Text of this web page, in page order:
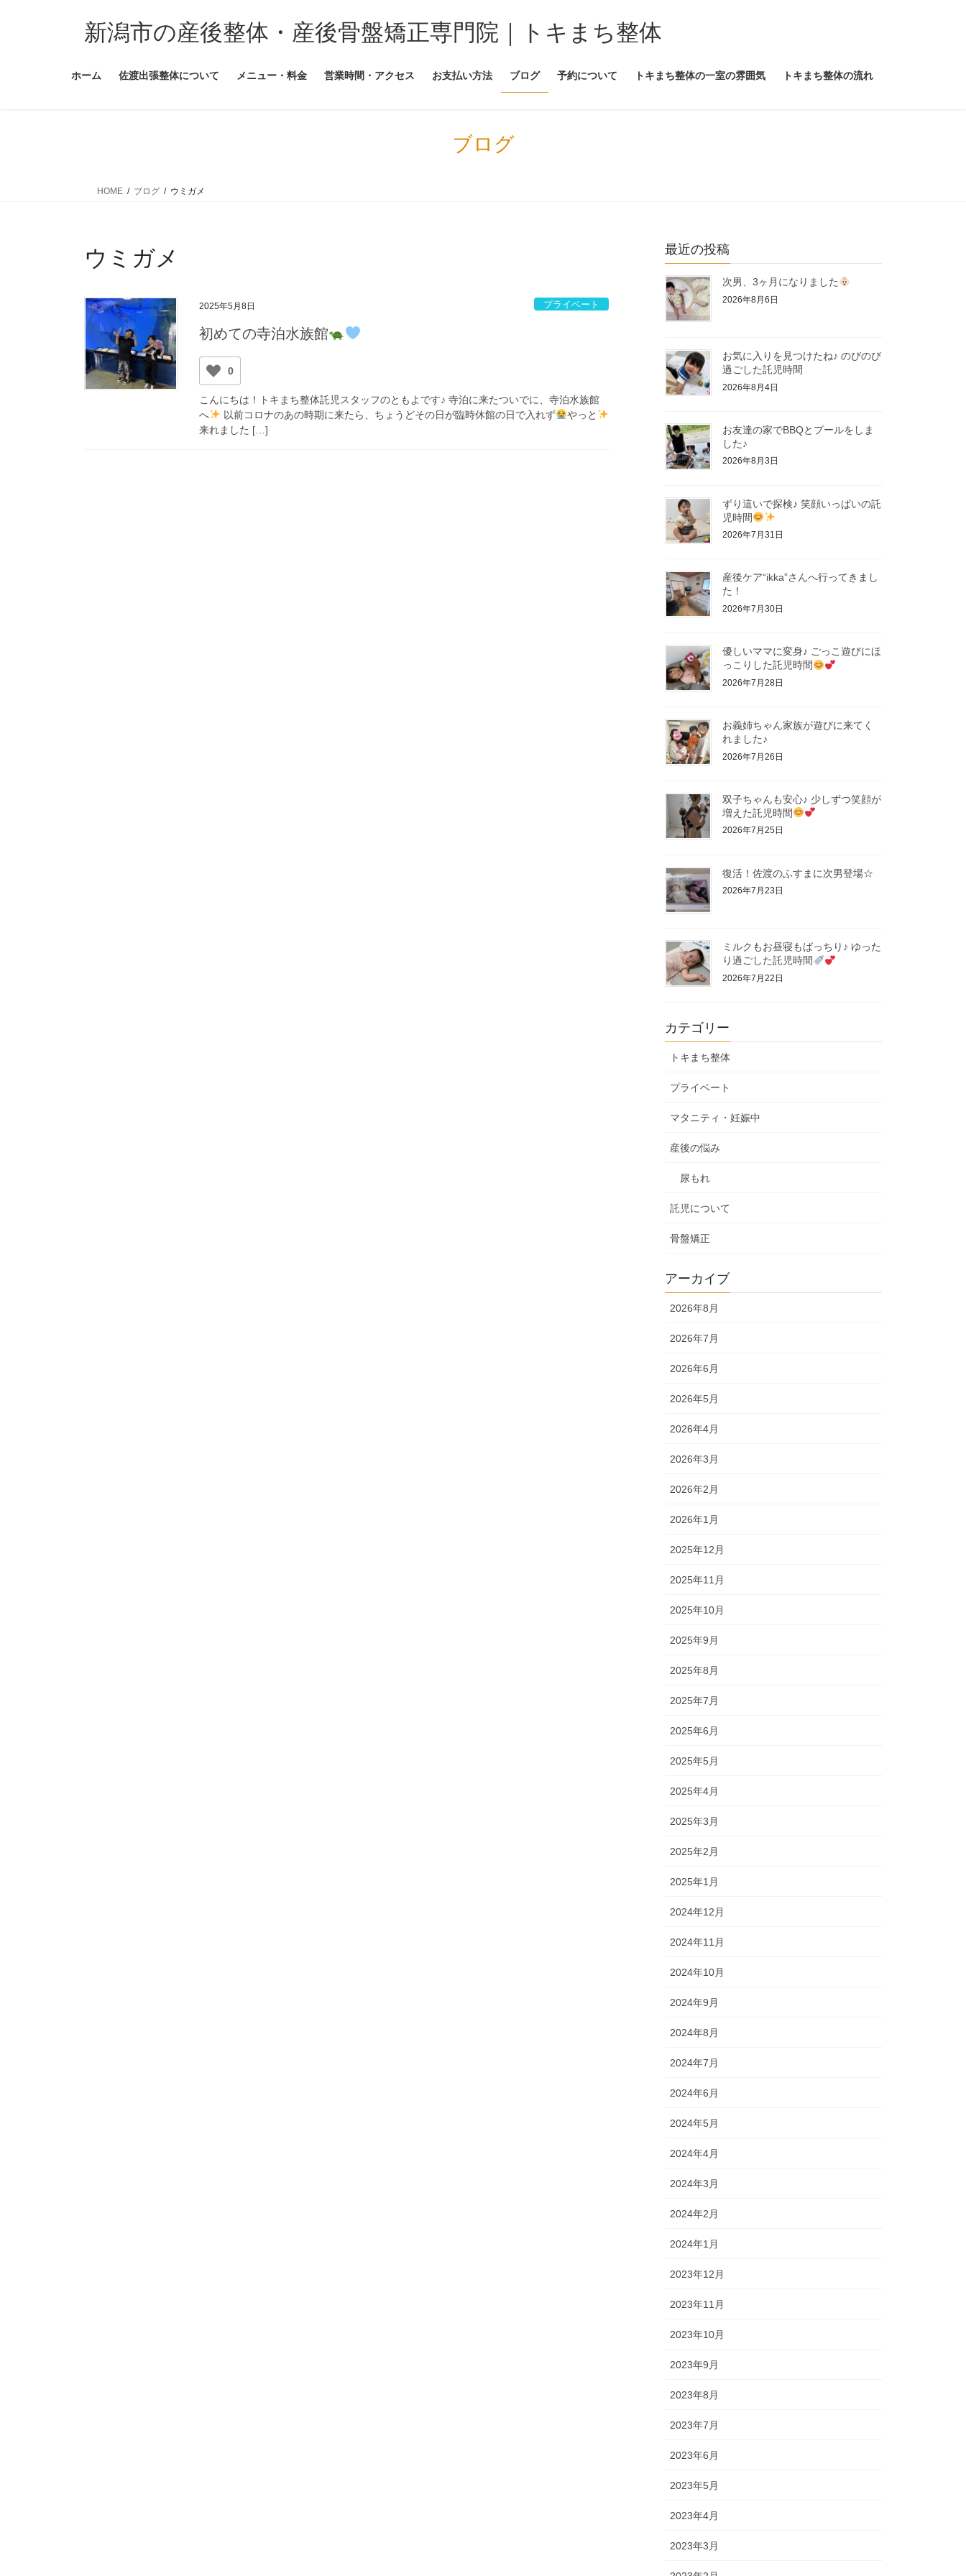
新潟市の産後整体・産後骨盤矯正専門院｜トキまち整体
ホーム 佐渡出張整体について メニュー・料金 営業時間・アクセス お支払い方法 ブログ 予約について トキまち整体の一室の雰囲気 トキまち整体の流れ
ブログ
HOME ブログ ウミガメ
ウミガメ
2025年5月8日 プライベート
初めての寺泊水族館
0
こんにちは！トキまち整体託児スタッフのともよです♪ 寺泊に来たついでに、寺泊水族館
へ
以前コロナのあの時期に来たら、ちょうどその日が臨時休館の日で入れず
やっと
来れました […]
最近の投稿
次男、3ヶ月になりました
2026年8月6日
お気に入りを見つけたね♪ のびのび
過ごした託児時間
2026年8月4日
お友達の家でBBQとプールをしま
した♪
2026年8月3日
ずり這いで探検♪ 笑顔いっぱいの託
児時間
2026年7月31日
産後ケア“ikka”さんへ行ってきまし
た！
2026年7月30日
優しいママに変身♪ ごっこ遊びにほ
っこりした託児時間
2026年7月28日
お義姉ちゃん家族が遊びに来てく
れました♪
2026年7月26日
双子ちゃんも安心♪ 少しずつ笑顔が
増えた託児時間
2026年7月25日
復活！佐渡のふすまに次男登場☆
2026年7月23日
ミルクもお昼寝もばっちり♪ ゆった
り過ごした託児時間
2026年7月22日
カテゴリー
トキまち整体
プライベート
マタニティ・妊娠中
産後の悩み
尿もれ
託児について
骨盤矯正
アーカイブ
2026年8月
2026年7月
2026年6月
2026年5月
2026年4月
2026年3月
2026年2月
2026年1月
2025年12月
2025年11月
2025年10月
2025年9月
2025年8月
2025年7月
2025年6月
2025年5月
2025年4月
2025年3月
2025年2月
2025年1月
2024年12月
2024年11月
2024年10月
2024年9月
2024年8月
2024年7月
2024年6月
2024年5月
2024年4月
2024年3月
2024年2月
2024年1月
2023年12月
2023年11月
2023年10月
2023年9月
2023年8月
2023年7月
2023年6月
2023年5月
2023年4月
2023年3月